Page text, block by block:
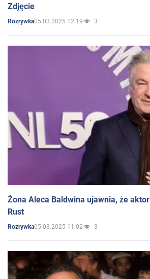
Zdjęcie
Rozrywka05.03.2025 12:19 3
Żona Aleca Baldwina ujawnia, że
Rust
Rozrywka05.03.2025 11:02 3